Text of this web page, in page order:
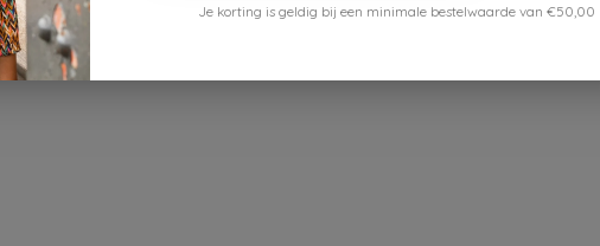
Je korting is geldig bij een minimale bestelwaarde van €50,00